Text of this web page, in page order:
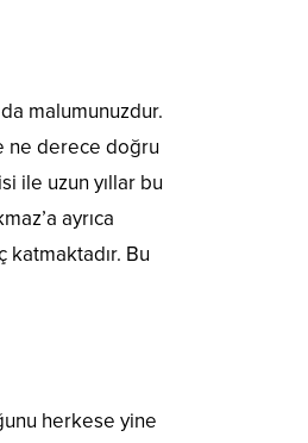
malumunuzdur.
ne derece doğru
ile uzun yıllar bu
ayrıca
katmaktadır. Bu
herkese yine